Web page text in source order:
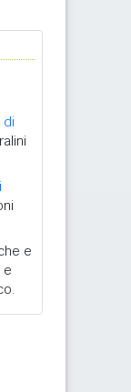
di
e
e